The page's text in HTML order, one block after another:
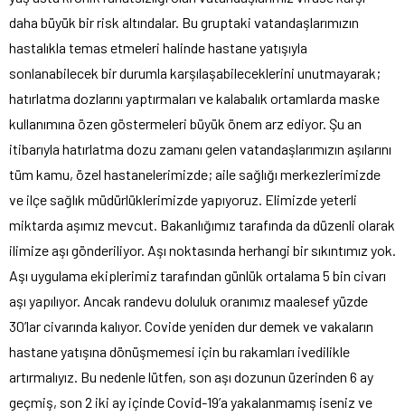
daha büyük bir risk altındalar. Bu gruptaki vatandaşlarımızın
hastalıkla temas etmeleri halinde hastane yatışıyla
sonlanabilecek bir durumla karşılaşabileceklerini unutmayarak;
hatırlatma dozlarını yaptırmaları ve kalabalık ortamlarda maske
kullanımına özen göstermeleri büyük önem arz ediyor. Şu an
itibarıyla hatırlatma dozu zamanı gelen vatandaşlarımızın aşılarını
tüm kamu, özel hastanelerimizde; aile sağlığı merkezlerimizde
ve ilçe sağlık müdürlüklerimizde yapıyoruz. Elimizde yeterli
miktarda aşımız mevcut. Bakanlığımız tarafında da düzenli olarak
ilimize aşı gönderiliyor. Aşı noktasında herhangi bir sıkıntımız yok.
Aşı uygulama ekiplerimiz tarafından günlük ortalama 5 bin civarı
aşı yapılıyor. Ancak randevu doluluk oranımız maalesef yüzde
30’lar civarında kalıyor. Covide yeniden dur demek ve vakaların
hastane yatışına dönüşmemesi için bu rakamları ivedilikle
artırmalıyız. Bu nedenle lütfen, son aşı dozunun üzerinden 6 ay
geçmiş, son 2 iki ay içinde Covid-19’a yakalanmamış iseniz ve